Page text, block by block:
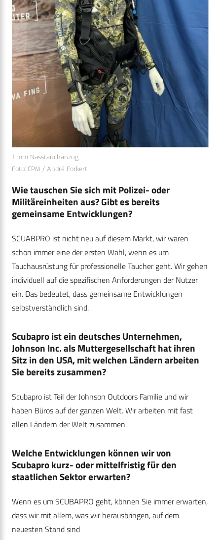
1 mm Nasstauchanzug.
Foto: CPM / André Forkert
Wie tauschen Sie sich mit Polizei- oder
Militäreinheiten aus? Gibt es bereits
gemeinsame Entwicklungen?
SCUABPRO ist nicht neu auf diesem Markt, wir waren
schon immer eine der ersten Wahl, wenn es um
Tauchausrüstung für professionelle Taucher geht. Wir gehen
individuell auf die spezifischen Anforderungen der Nutzer
ein. Das bedeutet, dass gemeinsame Entwicklungen
selbstverständlich sind.
Scubapro ist ein deutsches Unternehmen,
Johnson Inc. als Muttergesellschaft hat ihren
Sitz in den USA, mit welchen Ländern arbeiten
Sie bereits zusammen?
Scubapro ist Teil der Johnson Outdoors Familie und wir
haben Büros auf der ganzen Welt. Wir arbeiten mit fast
allen Ländern der Welt zusammen.
Welche Entwicklungen können wir von
Scubapro kurz- oder mittelfristig für den
staatlichen Sektor erwarten?
Wenn es um SCUBAPRO geht, können Sie immer erwarten,
dass wir mit allem, was wir herausbringen, auf dem
neuesten Stand sind